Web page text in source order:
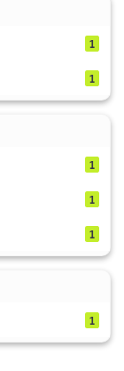
1
1
1
1
1
1